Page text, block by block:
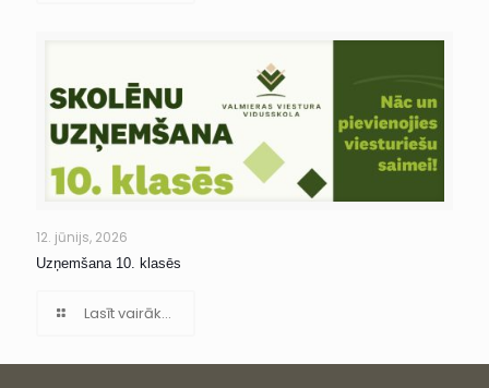
12. jūnijs, 2026
Uzņemšana 10. klasēs
Lasīt vairāk...